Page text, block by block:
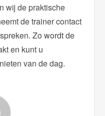
wij de praktische
de trainer contact
Zo wordt de
en kunt u
van de dag.